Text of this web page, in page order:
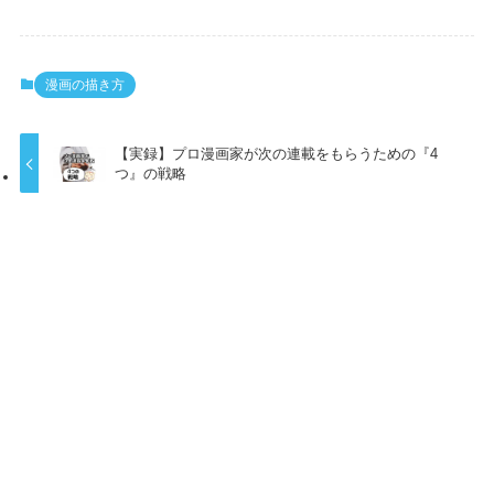
漫画の描き方
【実録】プロ漫画家が次の連載をもらうための『4
つ』の戦略